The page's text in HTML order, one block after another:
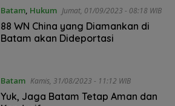
Batam, Hukum Jumat, 01/09/2023 - 08:18 WIB
88 WN China yang Diamankan di
Batam akan Dideportasi
Batam Kamis, 31/08/2023 - 11:12 WIB
Yuk, Jaga Batam Tetap Aman dan